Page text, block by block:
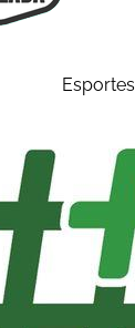
Esportes